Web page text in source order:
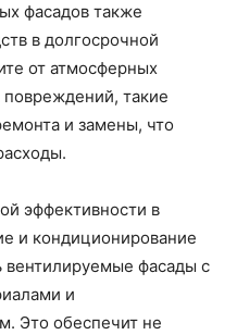
фасадов также
в долгосрочной
от атмосферных
повреждений, такие
и замены, что
эффективности в
и кондиционирование
вентилируемые фасады с
и
Это обеспечит не